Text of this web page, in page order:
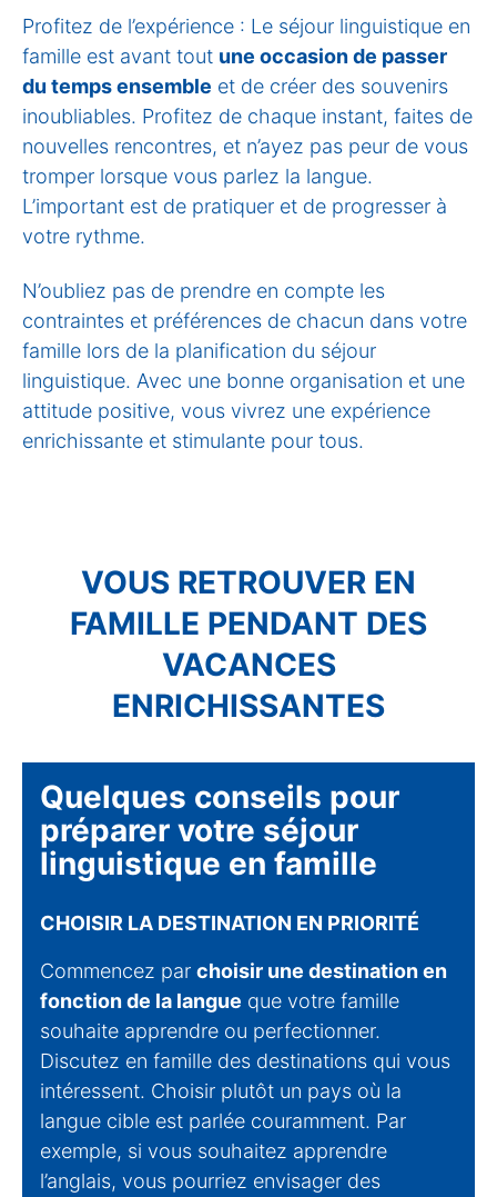
Profitez de l’expérience : Le séjour linguistique en
famille est avant tout une occasion de passer
du temps ensemble et de créer des souvenirs
inoubliables. Profitez de chaque instant, faites de
nouvelles rencontres, et n’ayez pas peur de vous
tromper lorsque vous parlez la langue.
L’important est de pratiquer et de progresser à
votre rythme.
N’oubliez pas de prendre en compte les
contraintes et préférences de chacun dans votre
famille lors de la planification du séjour
linguistique. Avec une bonne organisation et une
attitude positive, vous vivrez une expérience
enrichissante et stimulante pour tous.
VOUS RETROUVER EN
FAMILLE PENDANT DES
VACANCES
ENRICHISSANTES
Quelques conseils pour
préparer votre séjour
linguistique en famille
CHOISIR LA DESTINATION EN PRIORITÉ
Commencez par choisir une destination en
fonction de la langue que votre famille
souhaite apprendre ou perfectionner.
Discutez en famille des destinations qui vous
intéressent. Choisir plutôt un pays où la
langue cible est parlée couramment. Par
exemple, si vous souhaitez apprendre
l’anglais, vous pourriez envisager des